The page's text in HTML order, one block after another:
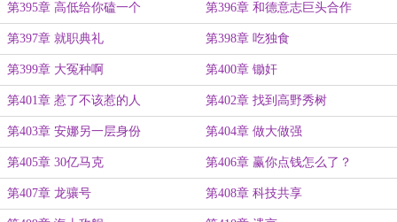
第395章 高低给你磕一个 第396章 和德意志巨头合作
第397章 就职典礼 第398章 吃独食
第399章 大冤种啊 第400章 锄奸
第401章 惹了不该惹的人 第402章 找到高野秀树
第403章 安娜另一层身份 第404章 做大做强
第405章 30亿马克 第406章 赢你点钱怎么了？
第407章 龙骧号 第408章 科技共享